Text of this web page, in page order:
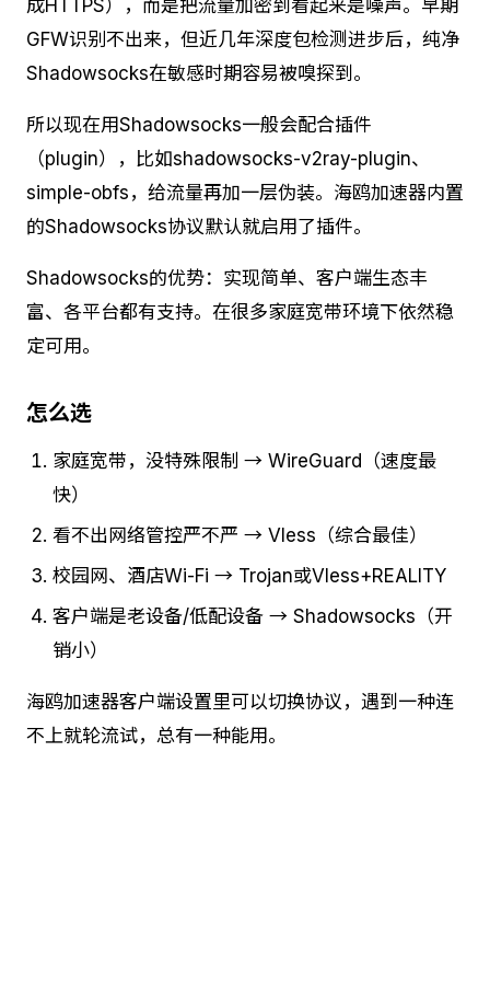
成HTTPS），而是把流量加密到看起来是噪声。早期
GFW识别不出来，但近几年深度包检测进步后，纯净
Shadowsocks在敏感时期容易被嗅探到。
所以现在用Shadowsocks一般会配合插件
（plugin），比如shadowsocks-v2ray-plugin、
simple-obfs，给流量再加一层伪装。海鸥加速器内置
的Shadowsocks协议默认就启用了插件。
Shadowsocks的优势：实现简单、客户端生态丰
富、各平台都有支持。在很多家庭宽带环境下依然稳
定可用。
怎么选
家庭宽带，没特殊限制 → WireGuard（速度最
快）
看不出网络管控严不严 → Vless（综合最佳）
校园网、酒店Wi-Fi → Trojan或Vless+REALITY
客户端是老设备/低配设备 → Shadowsocks（开
销小）
海鸥加速器客户端设置里可以切换协议，遇到一种连
不上就轮流试，总有一种能用。